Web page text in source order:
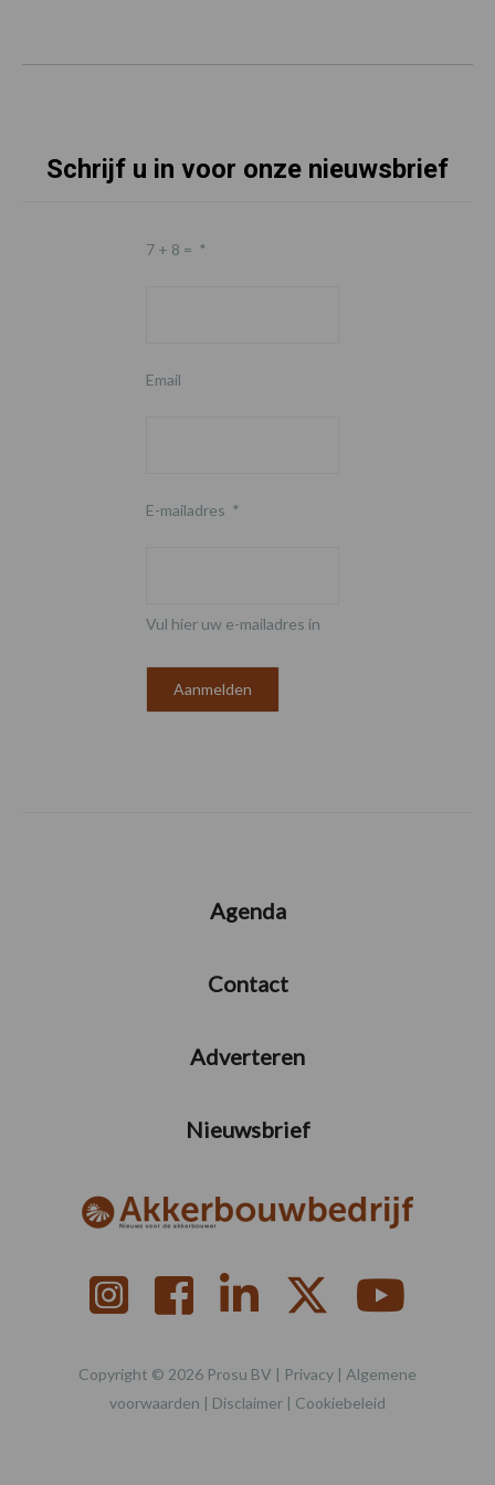
Schrijf u in voor onze nieuwsbrief
7 + 8 = *
Email
E-mailadres *
Vul hier uw e-mailadres in
Agenda
Contact
Adverteren
Nieuwsbrief
Copyright © 2026 Prosu BV | Privacy | Algemene
voorwaarden | Disclaimer | Cookiebeleid